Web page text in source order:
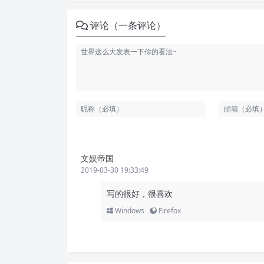
评论（一条评论）
文娱帝国
2019-03-30 19:33:49
写的很好，很喜欢
Windows Firefox